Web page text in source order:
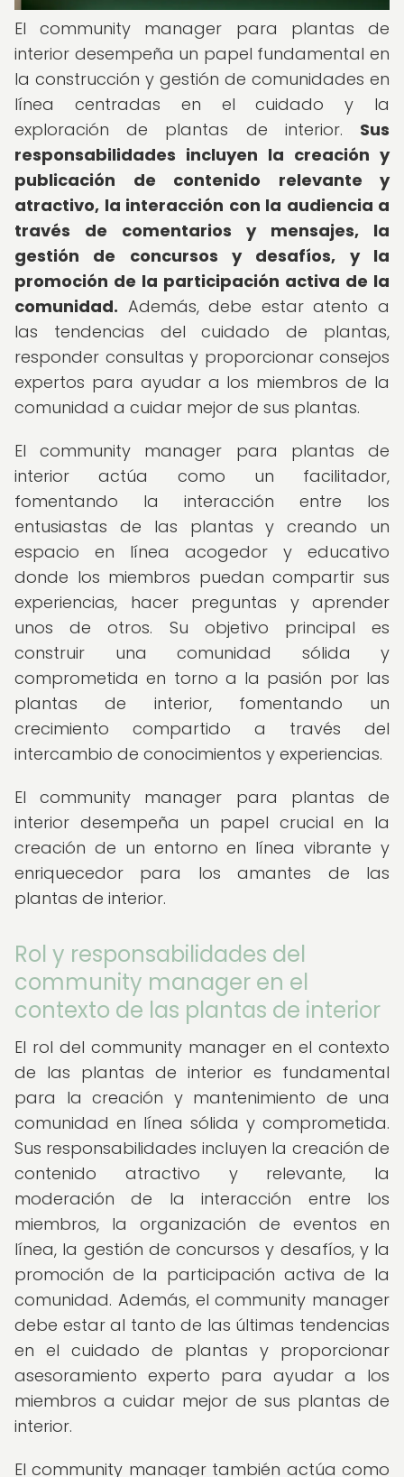
El community manager para plantas de
interior desempeña un papel fundamental en
la construcción y gestión de comunidades en
línea centradas en el cuidado y la
exploración de plantas de interior. Sus
responsabilidades incluyen la creación y
publicación de contenido relevante y
atractivo, la interacción con la audiencia a
través de comentarios y mensajes, la
gestión de concursos y desafíos, y la
promoción de la participación activa de la
comunidad. Además, debe estar atento a
las tendencias del cuidado de plantas,
responder consultas y proporcionar consejos
expertos para ayudar a los miembros de la
comunidad a cuidar mejor de sus plantas.
El community manager para plantas de
interior actúa como un facilitador,
fomentando la interacción entre los
entusiastas de las plantas y creando un
espacio en línea acogedor y educativo
donde los miembros puedan compartir sus
experiencias, hacer preguntas y aprender
unos de otros. Su objetivo principal es
construir una comunidad sólida y
comprometida en torno a la pasión por las
plantas de interior, fomentando un
crecimiento compartido a través del
intercambio de conocimientos y experiencias.
El community manager para plantas de
interior desempeña un papel crucial en la
creación de un entorno en línea vibrante y
enriquecedor para los amantes de las
plantas de interior.
Rol y responsabilidades del
community manager en el
contexto de las plantas de interior
El rol del community manager en el contexto
de las plantas de interior es fundamental
para la creación y mantenimiento de una
comunidad en línea sólida y comprometida.
Sus responsabilidades incluyen la creación de
contenido atractivo y relevante, la
moderación de la interacción entre los
miembros, la organización de eventos en
línea, la gestión de concursos y desafíos, y la
promoción de la participación activa de la
comunidad. Además, el community manager
debe estar al tanto de las últimas tendencias
en el cuidado de plantas y proporcionar
asesoramiento experto para ayudar a los
miembros a cuidar mejor de sus plantas de
interior.
El community manager también actúa como